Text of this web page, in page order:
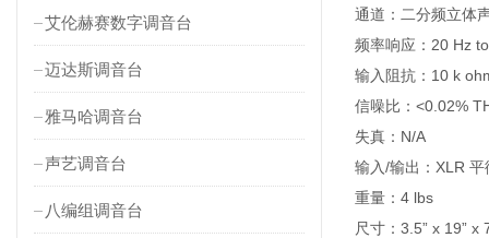
艾伦赫赛数字调音台
迈达斯调音台
雅马哈调音台
声艺调音台
八编组调音台
通道：二分频立体
频率响应：20 Hz
输入阻抗：10 k
信噪比：<0.02%
失真：N/A
输入/输出：XLR 平
重量：4 lbs
尺寸：3.5” x 19” x